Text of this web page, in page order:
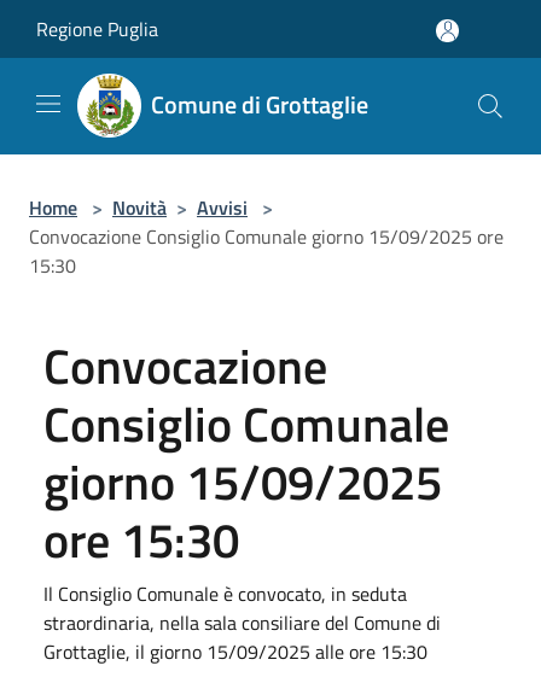
Regione Puglia
Comune di Grottaglie
Home > Novità > Avvisi >
Convocazione Consiglio Comunale giorno 15/09/2025 ore
15:30
Convocazione
Consiglio Comunale
giorno 15/09/2025
ore 15:30
Il Consiglio Comunale è convocato, in seduta
straordinaria, nella sala consiliare del Comune di
Grottaglie, il giorno 15/09/2025 alle ore 15:30